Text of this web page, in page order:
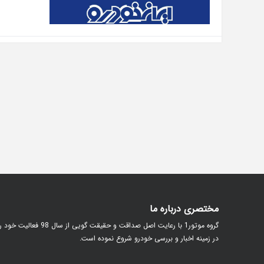
مختصری درباره ما
گروه موتور1 با رعایت اصل صداقت و حقیقت گویی از سال 98
در زمینه اخبار و بررسی خودرو شروع نموده است.